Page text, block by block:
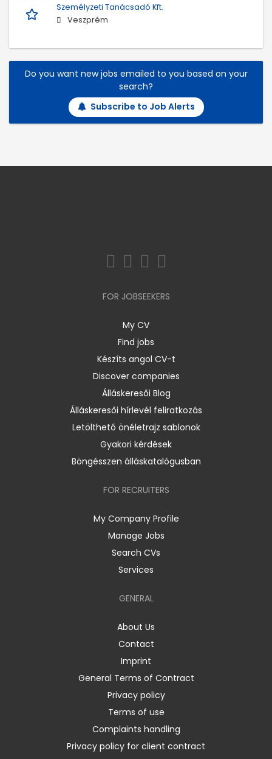
Személyzeti Tanácsadó Kft.
Veszprém
Do you want new jobs emailed to you based on your
search?
Subscribe to Job Alerts
FOR JOBSEEKERS
My CV
Find jobs
Készíts angol CV-t
Discover companies
Álláskeresői Blog
Álláskeresői hírlevél feliratkozás
Letölthető önéletrajz sablonok
Gyakori kérdések
Böngésszen álláskatalógusban
FOR RECRUITERS
My Company Profile
Manage Jobs
Search CVs
Services
GENERAL
About Us
Contact
Imprint
General Terms of Contract
Privacy policy
Terms of use
Complaints handling
Privacy policy for client contract